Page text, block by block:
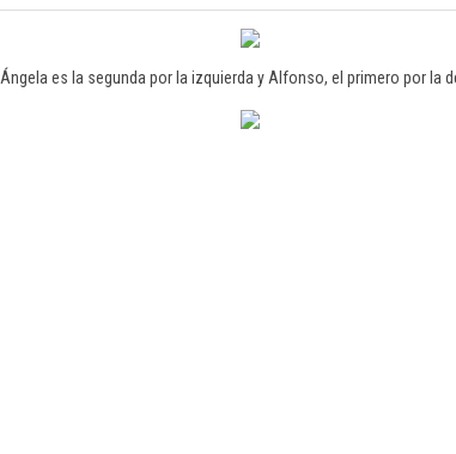
Ángela es la segunda por la izquierda y Alfonso, el primero por la